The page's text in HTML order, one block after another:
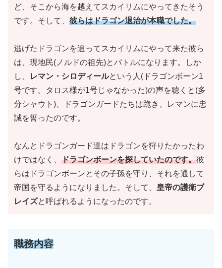
ど、そこから海を越えてスカイリムにやってきたそう
です。そして、 彼らはドラゴン退治が本職でした。
逃げたドラゴンを追ってスカイリムにやって来た彼ら
は、現地民(ノルドの祖先)とバトルになります。しか
し、
レマン・シロディールという人 (ドラゴンボーン1
号です。タロス様が1号じゃなかった)の声を聴くと (多
分シャウト) 、ドラゴンガードたちは跪き、レマンに忠
誠を誓ったのです。
なんとドラゴンガード達はドラゴンを狩りたかったわ
けではなく、 ドラゴンボーンを探していたのです。彼
らはドラゴンボーンとその子孫を守り、それを通して
帝国を守るようになりました。そして、 皇帝の護衛ブ
レイズと呼ばれるようになったのです。
職務内容